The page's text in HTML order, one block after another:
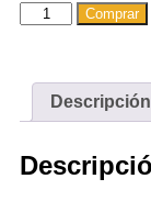
Comprar
Descripción